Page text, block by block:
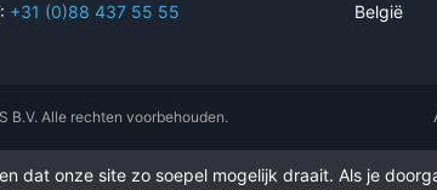
+31 (0)88 437 55 55
België
B.V. Alle rechten voorbehouden.
dat onze site zo soepel mogelijk draait. Als je